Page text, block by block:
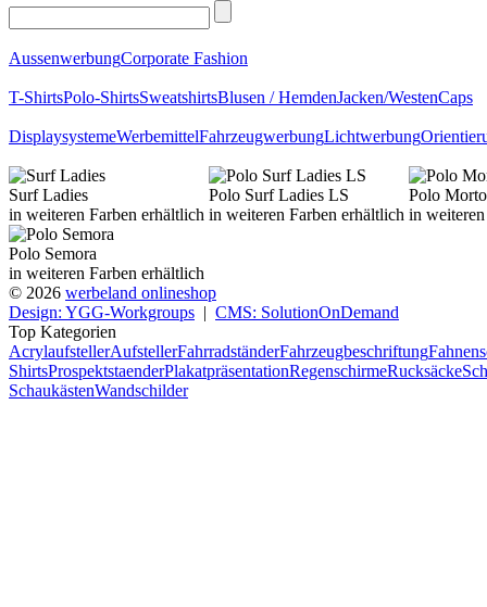
AussenwerbungCorporate Fashion
T-ShirtsPolo-ShirtsSweatshirtsBlusen / HemdenJacken/WestenCaps
DisplaysystemeWerbemittelFahrzeugwerbungLichtwerbung
Surf Ladies
in weiteren Farben erhältlich
Polo Surf Ladies LS
in weiteren Farben erhältlich
Polo
in
Polo Semora
in weiteren Farben erhältlich
© 2026 werbeland onlineshop
Design: YGG-Workgroups | CMS: SolutionOnDemand
Top Kategorien
AcrylaufstellerAufstellerFahrradständerFahrzeugbeschriftung
ShirtsProspektstaenderPlakatpräsentationRegenschirmeRucksäcke
SchaukästenWandschilder